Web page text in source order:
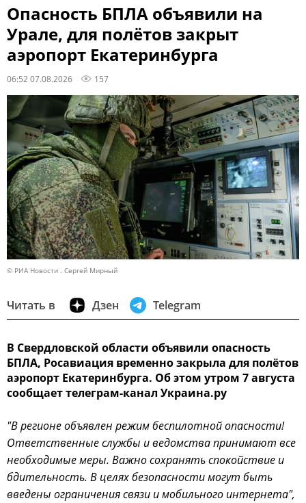
Опасность БПЛА объявили на
Урале, для полётов закрыт
аэропорт Екатеринбурга
06:52 07.08.2026 157
© РИА Новости . Сергей Мирный
Читать в Дзен Telegram
В Свердловской области объявили опасность
БПЛА, Росавиация временно закрыла для полётов
аэропорт Екатеринбурга. Об этом утром 7 августа
сообщает телеграм-канал Украина.ру
"В регионе объявлен режим беспилотной опасности!
Ответственные службы и ведомства принимают все
необходимые меры. Важно сохранять спокойствие и
бдительность. В целях безопасности могут быть
введены ограничения связи и мобильного интернета",